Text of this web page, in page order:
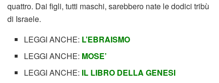
quattro. Dai figli, tutti maschi, sarebbero nate le dodici tribù
di Israele.
LEGGI ANCHE: L’EBRAISMO
LEGGI ANCHE: MOSE’
LEGGI ANCHE: IL LIBRO DELLA GENESI